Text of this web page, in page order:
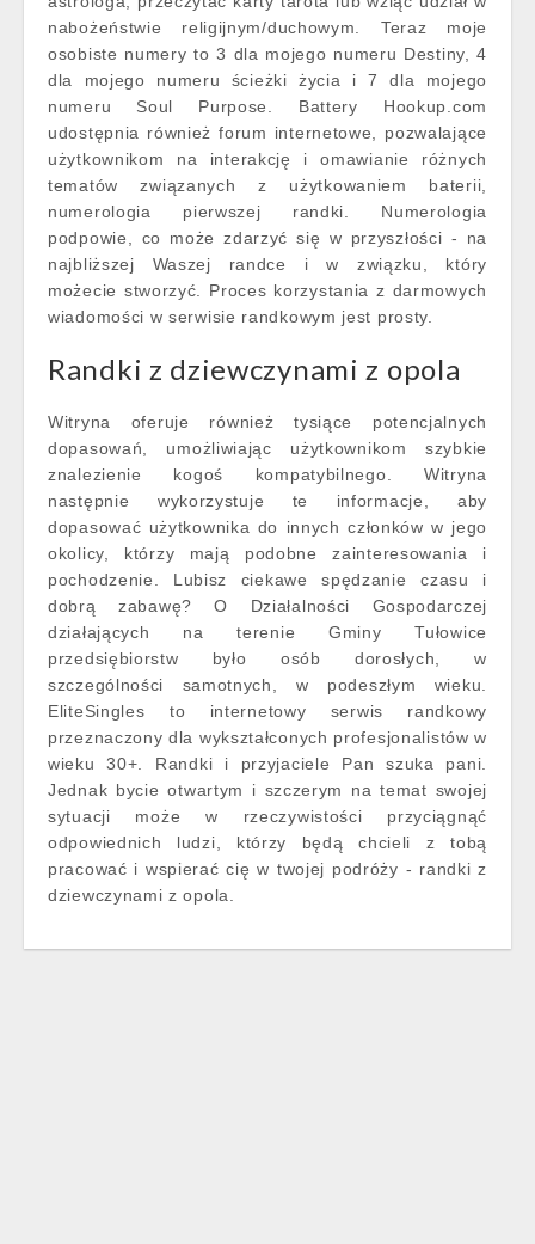
nabożeństwie religijnym/duchowym. Teraz moje
osobiste numery to 3 dla mojego numeru Destiny, 4
dla mojego numeru ścieżki życia i 7 dla mojego
numeru Soul Purpose. Battery Hookup.com
udostępnia również forum internetowe, pozwalające
użytkownikom na interakcję i omawianie różnych
tematów związanych z użytkowaniem baterii,
numerologia pierwszej randki. Numerologia
podpowie, co może zdarzyć się w przyszłości - na
najbliższej Waszej randce i w związku, który
możecie stworzyć. Proces korzystania z darmowych
wiadomości w serwisie randkowym jest prosty.
Randki z dziewczynami z opola
Witryna oferuje również tysiące potencjalnych
dopasowań, umożliwiając użytkownikom szybkie
znalezienie kogoś kompatybilnego. Witryna
następnie wykorzystuje te informacje, aby
dopasować użytkownika do innych członków w jego
okolicy, którzy mają podobne zainteresowania i
pochodzenie. Lubisz ciekawe spędzanie czasu i
dobrą zabawę? O Działalności Gospodarczej
działających na terenie Gminy Tułowice
przedsiębiorstw było osób dorosłych, w
szczególności samotnych, w podeszłym wieku.
EliteSingles to internetowy serwis randkowy
przeznaczony dla wykształconych profesjonalistów w
wieku 30+. Randki i przyjaciele Pan szuka pani.
Jednak bycie otwartym i szczerym na temat swojej
sytuacji może w rzeczywistości przyciągnąć
odpowiednich ludzi, którzy będą chcieli z tobą
pracować i wspierać cię w twojej podróży - randki z
dziewczynami z opola.